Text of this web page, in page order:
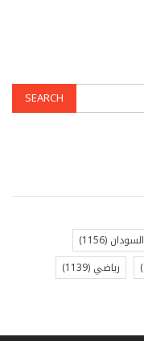
السودان (1156)
رياضي (1139)